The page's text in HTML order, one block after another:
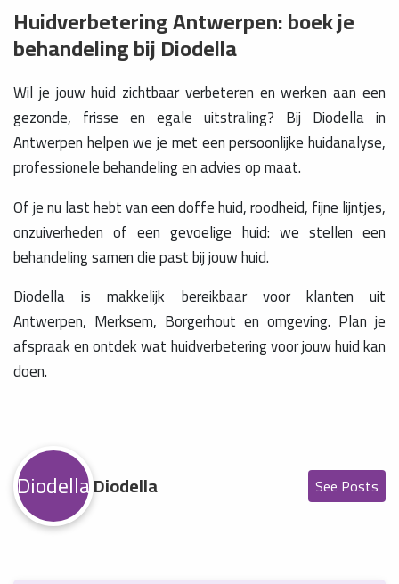
Huidverbetering Antwerpen: boek je
behandeling bij Diodella
Wil je jouw huid zichtbaar verbeteren en werken aan een
gezonde, frisse en egale uitstraling? Bij Diodella in
Antwerpen helpen we je met een persoonlijke huidanalyse,
professionele behandeling en advies op maat.
Of je nu last hebt van een doffe huid, roodheid, fijne lijntjes,
onzuiverheden of een gevoelige huid: we stellen een
behandeling samen die past bij jouw huid.
Diodella is makkelijk bereikbaar voor klanten uit
Antwerpen, Merksem, Borgerhout en omgeving. Plan je
afspraak en ontdek wat huidverbetering voor jouw huid kan
doen.
DiodellaDiodella See Posts